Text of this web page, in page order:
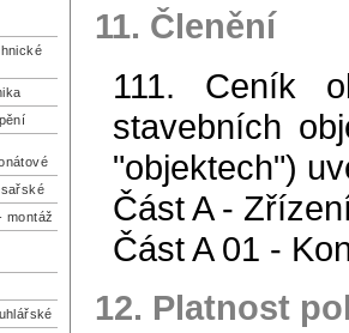
montáž
11. Členění
111. Ceník
stavebních
"objektech")
Část A -
Část A 01 -
12. Platnost